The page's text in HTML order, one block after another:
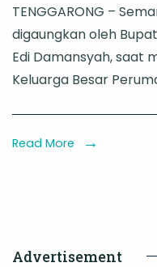
TENGGARONG –
digaungkan oleh
Edi Damansyah, saat
Keluarga Besar
Read More
Advertisement